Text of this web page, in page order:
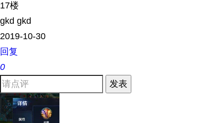
17楼
gkd gkd
2019-10-30
回复
0
发表